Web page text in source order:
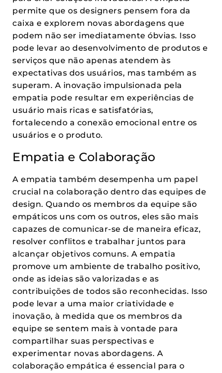
permite que os designers pensem fora da
caixa e explorem novas abordagens que
podem não ser imediatamente óbvias. Isso
pode levar ao desenvolvimento de produtos e
serviços que não apenas atendem às
expectativas dos usuários, mas também as
superam. A inovação impulsionada pela
empatia pode resultar em experiências de
usuário mais ricas e satisfatórias,
fortalecendo a conexão emocional entre os
usuários e o produto.
Empatia e Colaboração
A empatia também desempenha um papel
crucial na colaboração dentro das equipes de
design. Quando os membros da equipe são
empáticos uns com os outros, eles são mais
capazes de comunicar-se de maneira eficaz,
resolver conflitos e trabalhar juntos para
alcançar objetivos comuns. A empatia
promove um ambiente de trabalho positivo,
onde as ideias são valorizadas e as
contribuições de todos são reconhecidas. Isso
pode levar a uma maior criatividade e
inovação, à medida que os membros da
equipe se sentem mais à vontade para
compartilhar suas perspectivas e
experimentar novas abordagens. A
colaboração empática é essencial para o